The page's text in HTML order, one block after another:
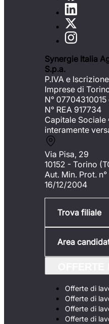
Synergie Italia
S.p.a.
P.IVA e
Imprese di
N°
N° REA 917734
Capitale Sociale
interamente
Via Pisa, 29
10152 - Torino
Aut. Min. Prot.
16/12/2004
Trova filiale
Area
Offerte di
Offerte di
Offerte di
Offerte di